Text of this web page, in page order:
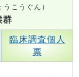
こうぐん）
群
臨床調査個人
票